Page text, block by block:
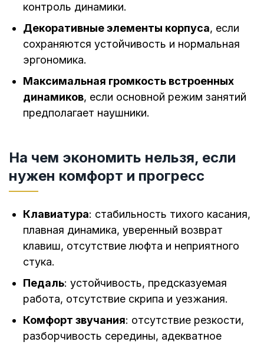
контроль динамики.
Декоративные элементы корпуса, если
сохраняются устойчивость и нормальная
эргономика.
Максимальная громкость встроенных
динамиков, если основной режим занятий
предполагает наушники.
На чем экономить нельзя, если
нужен комфорт и прогресс
Клавиатура: стабильность тихого касания,
плавная динамика, уверенный возврат
клавиш, отсутствие люфта и неприятного
стука.
Педаль: устойчивость, предсказуемая
работа, отсутствие скрипа и уезжания.
Комфорт звучания: отсутствие резкости,
разборчивость середины, адекватное